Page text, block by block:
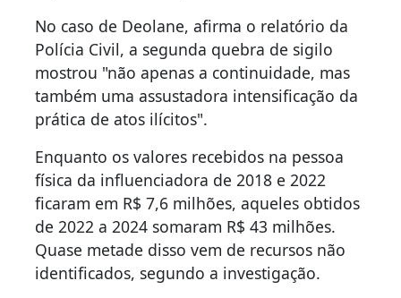
No caso de Deolane, afirma o relatório da
Polícia Civil, a segunda quebra de sigilo
mostrou "não apenas a continuidade, mas
também uma assustadora intensificação da
prática de atos ilícitos".
Enquanto os valores recebidos na pessoa
física da influenciadora de 2018 e 2022
ficaram em R$ 7,6 milhões, aqueles obtidos
de 2022 a 2024 somaram R$ 43 milhões.
Quase metade disso vem de recursos não
identificados, segundo a investigação.